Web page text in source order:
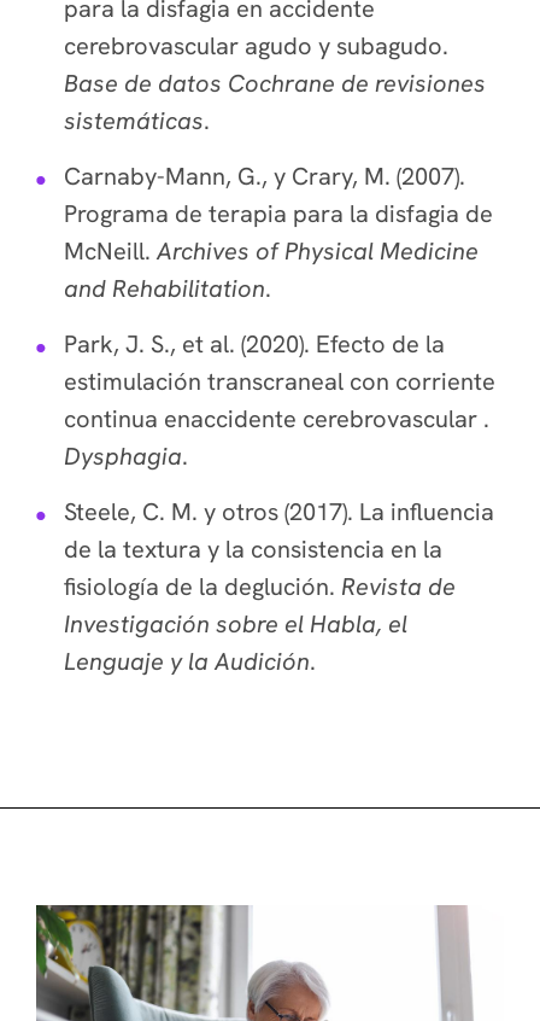
para la disfagia en accidente
cerebrovascular agudo y subagudo.
Base de datos Cochrane de revisiones
sistemáticas.
Carnaby-Mann, G., y Crary, M. (2007).
Programa de terapia para la disfagia de
McNeill. Archives of Physical Medicine
and Rehabilitation.
Park, J. S., et al. (2020). Efecto de la
estimulación transcraneal con corriente
continua enaccidente cerebrovascular .
Dysphagia.
Steele, C. M. y otros (2017). La influencia
de la textura y la consistencia en la
fisiología de la deglución. Revista de
Investigación sobre el Habla, el
Lenguaje y la Audición.